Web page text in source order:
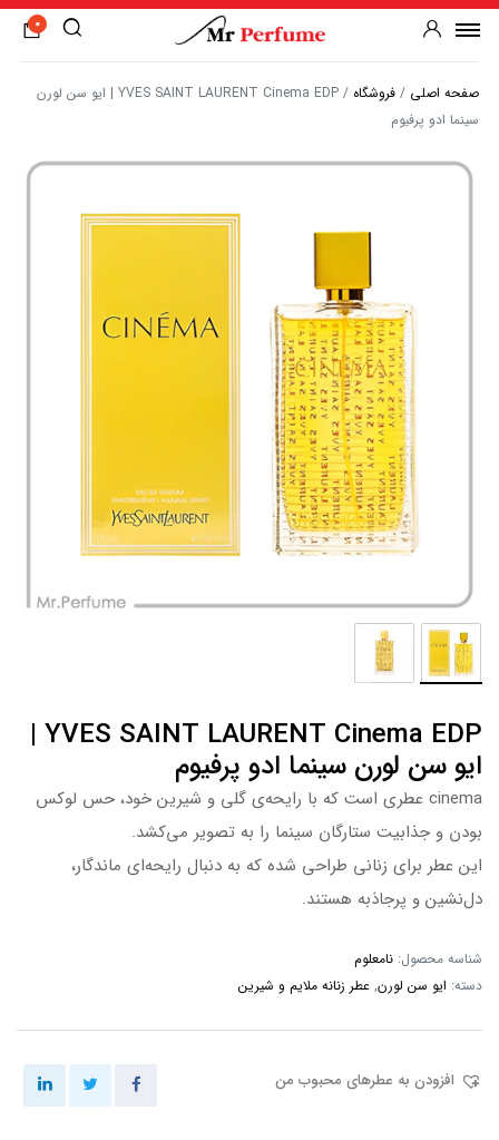
0
صفحه اصلی / فروشگاه /
YVES SAINT LAURENT Cinema EDP | ایو سن لورن
سینما ادو پرفیوم
YVES SAINT LAURENT Cinema EDP |
ایو سن لورن سینما ادو پرفیوم
cinema عطری است که با رایحه‌ی گلی و شیرین خود، حس لوکس
بودن و جذابیت ستارگان سینما را به تصویر می‌کشد.
این عطر برای زنانی طراحی شده که به دنبال رایحه‌ای ماندگار،
دل‌نشین و پرجاذبه هستند.
شناسه محصول: نامعلوم
دسته: ایو سن لورن, عطر زنانه ملایم و شیرین
افزودن به عطرهای محبوب من